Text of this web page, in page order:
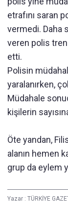
etrafını saran
vermedi. Daha
veren polis
etti.
Polisin
yaralanırken,
Müdahale
kişilerin
Öte yandan,
alanın hemen
grup da eylem
Yazar : TÜRKİYE